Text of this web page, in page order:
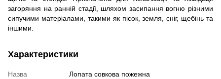
загоряння на ранній стадії, шляхом засипання вогню різними
сипучими матеріалами, такими як пісок, земля, сніг, щебінь та
іншими.
Характеристики
Назва
Лопата совкова пожежна